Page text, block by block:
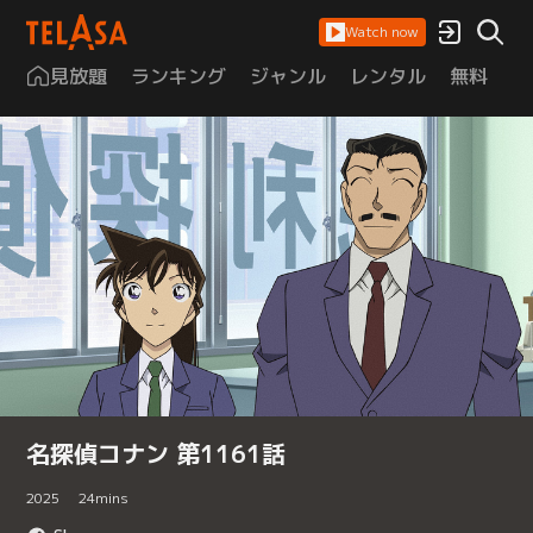
Watch now
見放題 ランキング ジャンル レンタル 無料
名探偵コナン 第1161話
2025 24mins